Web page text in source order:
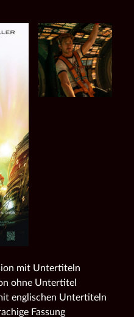
mit Untertiteln
ohne Untertitel
englischen Untertiteln
Fassung